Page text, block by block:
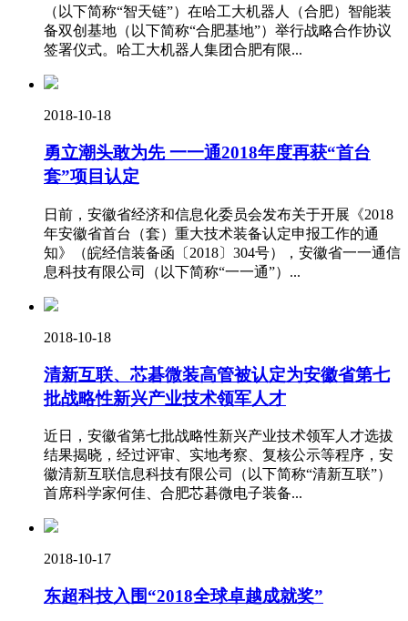
（以下简称“智天链”）在哈工大机器人（合肥）智能装
备双创基地（以下简称“合肥基地”）举行战略合作协议
签署仪式。哈工大机器人集团合肥有限...
2018-10-18
勇立潮头敢为先 一一通2018年度再获“首台
套”项目认定
日前，安徽省经济和信息化委员会发布关于开展《2018
年安徽省首台（套）重大技术装备认定申报工作的通
知》（皖经信装备函〔2018〕304号），安徽省一一通信
息科技有限公司（以下简称“一一通”）...
2018-10-18
清新互联、芯碁微装高管被认定为安徽省第七
批战略性新兴产业技术领军人才
近日，安徽省第七批战略性新兴产业技术领军人才选拔
结果揭晓，经过评审、实地考察、复核公示等程序，安
徽清新互联信息科技有限公司（以下简称“清新互联”）
首席科学家何佳、合肥芯碁微电子装备...
2018-10-17
东超科技入围“2018全球卓越成就奖”